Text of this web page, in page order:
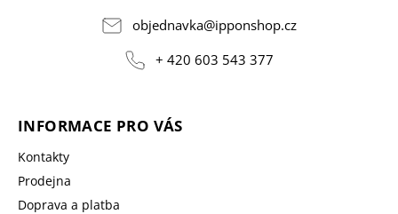
objednavka@ipponshop.cz
+ 420 603 543 377
INFORMACE PRO VÁS
Kontakty
Prodejna
Doprava a platba